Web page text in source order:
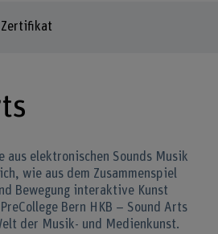
elektronischen Sounds Musik
wie aus dem Zusammenspiel
Bewegung interaktive Kunst
Bern HKB – Sound Arts
der Musik- und Medienkunst.